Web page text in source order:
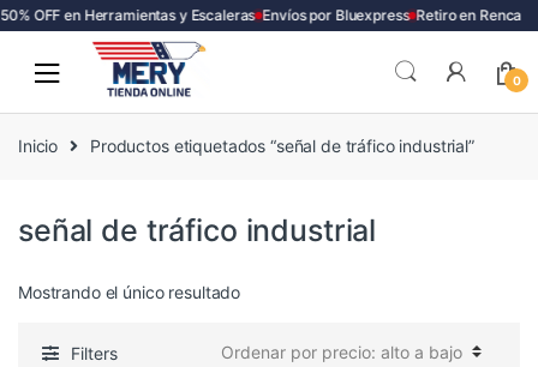
OFF en Herramientas y Escaleras Envíos por Bluexpress Retiro en Renca
0
Inicio Productos etiquetados “señal de tráfico industrial”
señal de tráfico industrial
Mostrando el único resultado
Filters